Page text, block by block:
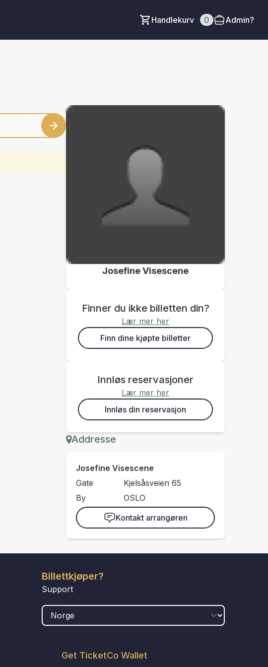
Handlekurv 0 Admin?
Josefine Visescene
Finner du ikke billetten din?
Lær mer her
Finn dine kjøpte billetter
Innløs reservasjoner
Lær mer her
Innløs din reservasjon
Addresse
Josefine Visescene
Gate
Kjelsåsveien 65
By
OSLO
Kontakt arrangøren
Billettkjøper?
Support
Get TicketCo Wallet